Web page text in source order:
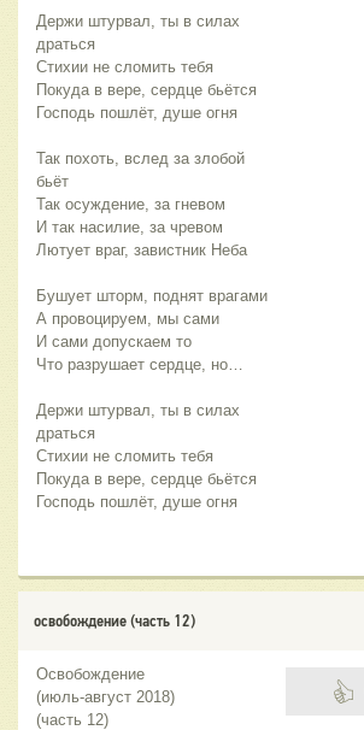
Держи штурвал, ты в силах
драться
Стихии не сломить тебя
Покуда в вере, сердце бьётся
Господь пошлёт, душе огня
Так похоть, вслед за злобой
бьёт
Так осуждение, за гневом
И так насилие, за чревом
Лютует враг, завистник Неба
Бушует шторм, поднят врагами
А провоцируем, мы сами
И сами допускаем то
Что разрушает сердце, но…
Держи штурвал, ты в силах
драться
Стихии не сломить тебя
Покуда в вере, сердце бьётся
Господь пошлёт, душе огня
освобождение (часть 12)
Освобождение
(июль-август 2018)
(часть 12)